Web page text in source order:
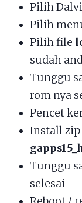
Pilih
Pilih
Pilih file
sudah
Tunggu
rom nya
Pencet
Install
Tunggu
selesai